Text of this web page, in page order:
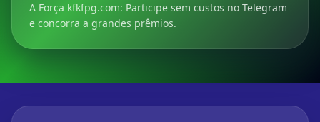
A Força kfkfpg.com: Participe sem custos no Telegram
e concorra a grandes prêmios.